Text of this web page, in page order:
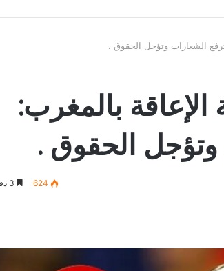
وفضيحة الإعاقة بالمغرب:
الحقوق .
624